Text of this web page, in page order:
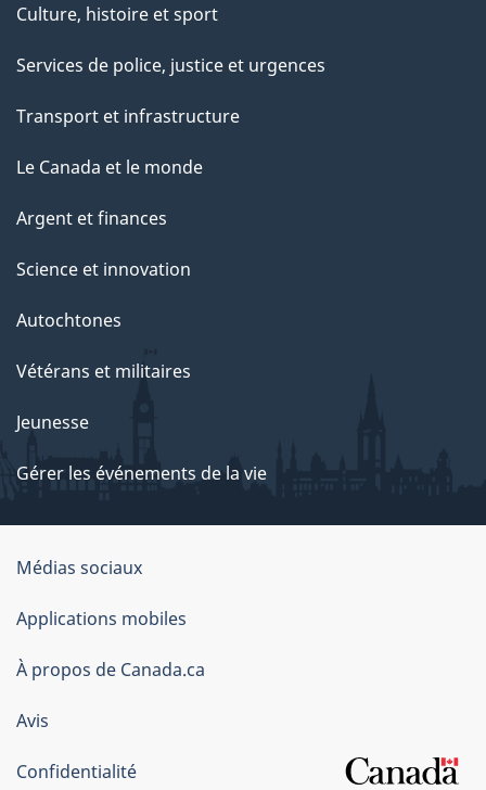
Culture, histoire et sport
Services de police, justice et urgences
Transport et infrastructure
Le Canada et le monde
Argent et finances
Science et innovation
Autochtones
Vétérans et militaires
Jeunesse
Gérer les événements de la vie
Organisation
du
gouvernement
du
Canada
Médias sociaux
Applications mobiles
À propos de Canada.ca
Avis
Confidentialité